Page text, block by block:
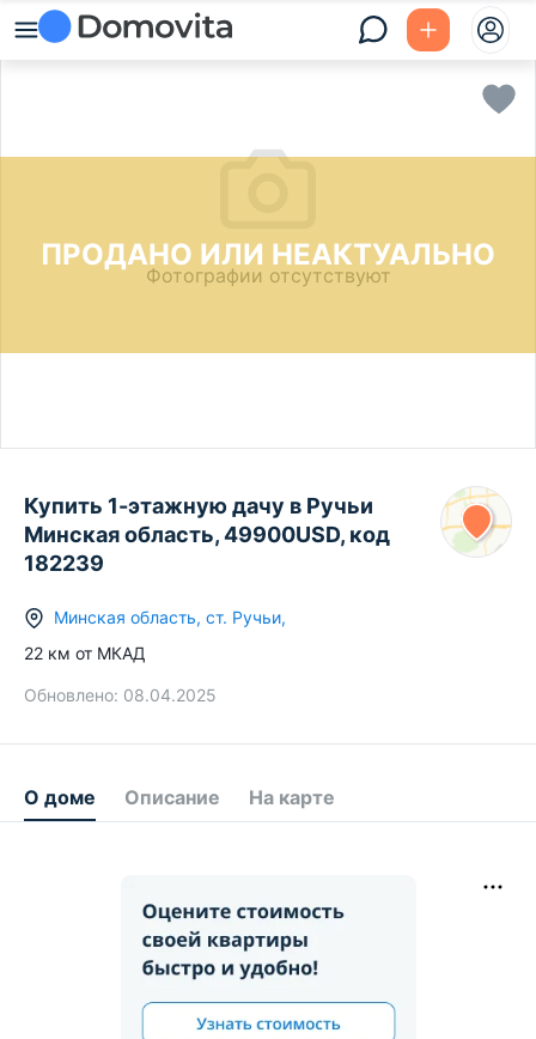
ПРОДАНО ИЛИ НЕАКТУАЛЬНО
Фотографии отсутствуют
Купить 1-этажную дачу в Ручьи
Минская область, 49900USD, код
182239
Минская область, ст. Ручьи,
22 км от МКАД
Обновлено: 08.04.2025
О доме Описание На карте